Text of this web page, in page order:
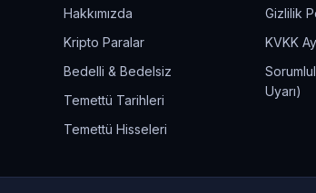
Hakkımızda
Kripto Paralar
Bedelli & Bedelsiz
Temettü Tarihleri
Temettü Hisseleri
Gizlilik
KVKK
Uyarı)